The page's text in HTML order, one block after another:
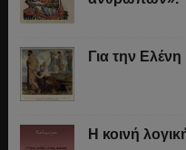
Για την Ελένη
Η κοινή